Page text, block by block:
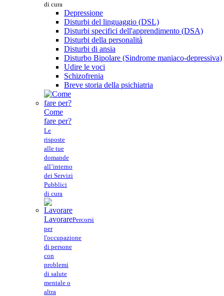
di cura
Depressione
Disturbi del linguaggio (DSL)
Disturbi specifici dell'apprendimento (DSA)
Disturbi della personalità
Disturbi di ansia
Disturbo Bipolare (Sindrome maniaco-depressiva)
Udire le voci
Schizofrenia
Breve storia della psichiatria
Come
fare per?
Le
risposte
alle tue
domande
all’interno
dei Servizi
Pubblici
di cura
LavorarePercorsi
per
l'occupazione
di persone
con
problemi
di salute
mentale o
altra